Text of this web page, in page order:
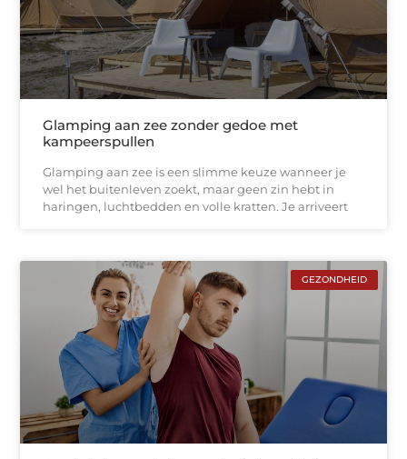
Glamping aan zee zonder gedoe met
kampeerspullen
Glamping aan zee is een slimme keuze wanneer je
wel het buitenleven zoekt, maar geen zin hebt in
haringen, luchtbedden en volle kratten. Je arriveert
GEZONDHEID